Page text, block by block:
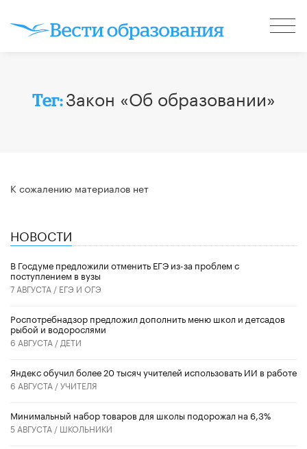
Тег:Закон «Об образовании»
К сожалению материалов нет
НОВОСТИ
В Госдуме предложили отменить ЕГЭ из-за проблем с
поступлением в вузы
7 АВГУСТА / ЕГЭ И ОГЭ
Роспотребнадзор предложил дополнить меню школ и детсадов
рыбой и водорослями
6 АВГУСТА / ДЕТИ
​Яндекс обучил более 20 тысяч учителей использовать ИИ в работе
6 АВГУСТА /УЧИТЕЛЯ
Минимальный набор товаров для школы подорожал на 6,3%
5 АВГУСТА / ШКОЛЬНИКИ